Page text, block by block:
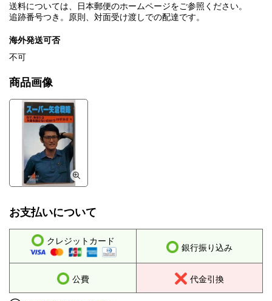
送料については、日本郵便のホームページをご参照ください。
追跡番号つき。原則、対面受け渡しでの配達です。
海外発送可否
不可
商品画像
お支払いについて
クレジットカード
銀行振り込み
公費 代金引換